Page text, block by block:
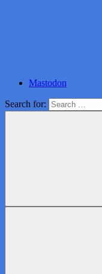
Mastodon
Search for: